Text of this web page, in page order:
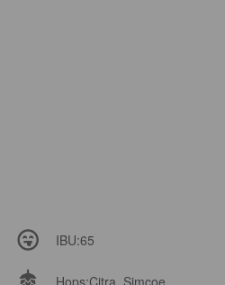
IBU:65
Hops:Citra, Simcoe